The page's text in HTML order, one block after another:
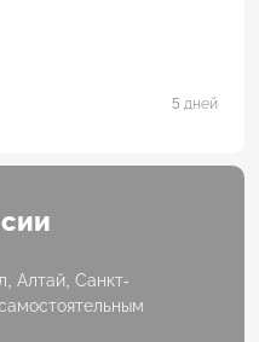
5 дней
Алтай, Санкт-